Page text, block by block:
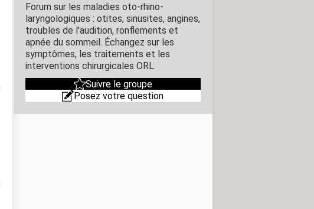
Forum sur les maladies oto-rhino-
laryngologiques : otites, sinusites, angines,
troubles de l'audition, ronflements et
apnée du sommeil. Échangez sur les
symptômes, les traitements et les
interventions chirurgicales ORL.
Suivre le groupe
Posez votre question